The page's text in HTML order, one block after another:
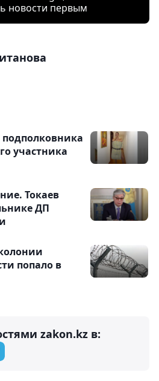
новости первым
участника
Токаев
ДП
попало в
zakon.kz в: